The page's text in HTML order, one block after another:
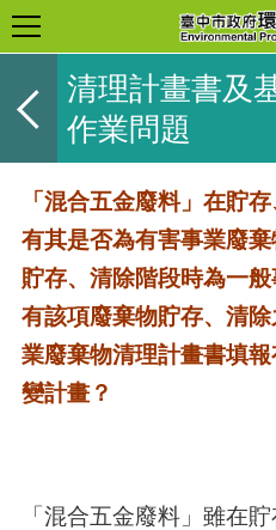
清理計畫書及
作業問題
「混合五金廢料」在貯
有其是否為有害事業廢
貯存、清除階段時為一
有該項廢棄物貯存、清
業廢棄物清理計畫書填
變計畫？
「混合五金廢料」雖在